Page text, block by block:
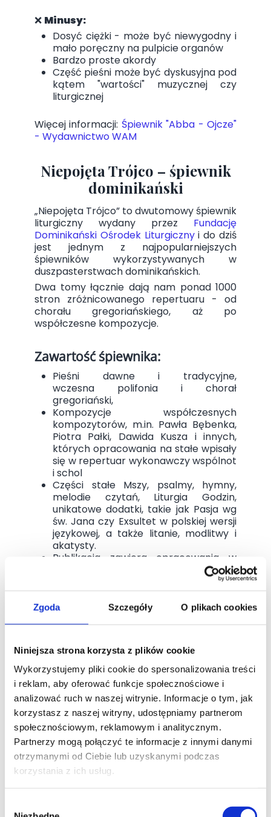
Zgoda Szczegóły O plikach cookies
Niniejsza strona korzysta z plików cookie
Wykorzystujemy pliki cookie do spersonalizowania treści
i reklam, aby oferować funkcje społecznościowe i
analizować ruch w naszej witrynie. Informacje o tym, jak
korzystasz z naszej witryny, udostępniamy partnerom
społecznościowym, reklamowym i analitycznym.
Partnerzy mogą połączyć te informacje z innymi danymi
otrzymanymi od Ciebie lub uzyskanymi podczas
korzystania z ich usług.
❌ Minusy:
Dosyć ciężki - może być niewygodny i
mało poręczny na pulpicie organów
Bardzo proste akordy
Część pieśni może być dyskusyjna pod
kątem "wartości" muzycznej czy
liturgicznej
Więcej informacji: Śpiewnik "Abba - Ojcze"
- Wydawnictwo WAM
Niepojęta Trójco – śpiewnik
dominikański
„Niepojęta Trójco” to dwutomowy śpiewnik
liturgiczny wydany przez Fundację
Dominikański Ośrodek Liturgicznyi do dziś
jest jednym z najpopularniejszych
śpiewników wykorzystywanych w
duszpasterstwach dominikańskich.
Dwa tomy łącznie dają nam ponad 1000
stron zróżnicowanego repertuaru - od
chorału gregoriańskiego, aż po
współczesne kompozycje.
Zawartość śpiewnika:
Pieśni dawne i tradycyjne,
wczesna polifonia i chorał
gregoriański,
Kompozycje współczesnych
kompozytorów, m.in. Pawła Bębenka,
Piotra Pałki, Dawida Kusza i innych,
których opracowania na stałe wpisały
się w repertuar wykonawczy wspólnot
i schol
Części stałe Mszy, psalmy, hymny,
melodie czytań, Liturgia Godzin,
unikatowe dodatki, takie jak Pasja wg
św. Jana czy Exsultet w polskiej wersji
językowej, a także litanie, modlitwy i
akatysty.
Publikacja zawiera opracowania w
układzie jedno-, dwu-, trzy- i
czterogłosowym (zarówno w układzie
"organowym", jak i
charakterystycznym dla chórów, tj.
Utwory zostały uporządkowane według
okresów roku liturgicznego i
przeznaczenia, co sprawia, że śpiewnik
jest praktyczny i łatwy w codziennym
użytku.
✅Plusy:
Bardzo obszerny i uniwersalny
materiał
Opracowania jedno- i wielogłosowe
Łączy pieśni tradycyjne i współczesne
Zawiera unikatowe dodatki, takie jak